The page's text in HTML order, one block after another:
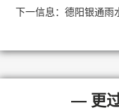
下一信息：德阳银通雨
— 更